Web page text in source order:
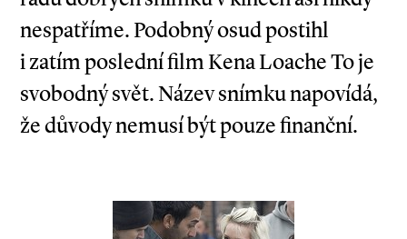
nespatříme. Podobný osud postihl
i zatím poslední film Kena Loache To je
svobodný svět. Název snímku napovídá,
že důvody nemusí být pouze finanční.